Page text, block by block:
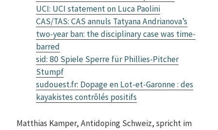
UCI: UCI statement on Luca Paolini
CAS/TAS: CAS annuls Tatyana Andrianova’s
two-year ban: the disciplinary case was time-
barred
sid: 80 Spiele Sperre für Phillies-Pitcher
Stumpf
sudouest.fr: Dopage en Lot-et-Garonne : des
kayakistes contrôlés positifs
Matthias Kamper, Antidoping Schweiz, spricht im